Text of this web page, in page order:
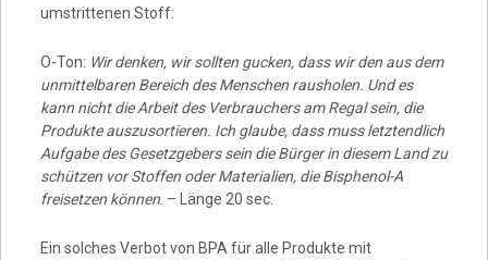
umstrittenen Stoff:
O-Ton: Wir denken, wir sollten gucken, dass wir den aus dem
unmittelbaren Bereich des Menschen rausholen. Und es
kann nicht die Arbeit des Verbrauchers am Regal sein, die
Produkte auszusortieren. Ich glaube, dass muss letztendlich
Aufgabe des Gesetzgebers sein die Bürger in diesem Land zu
schützen vor Stoffen oder Materialien, die Bisphenol-A
freisetzen können. – Länge 20 sec.
Ein solches Verbot von BPA für alle Produkte mit